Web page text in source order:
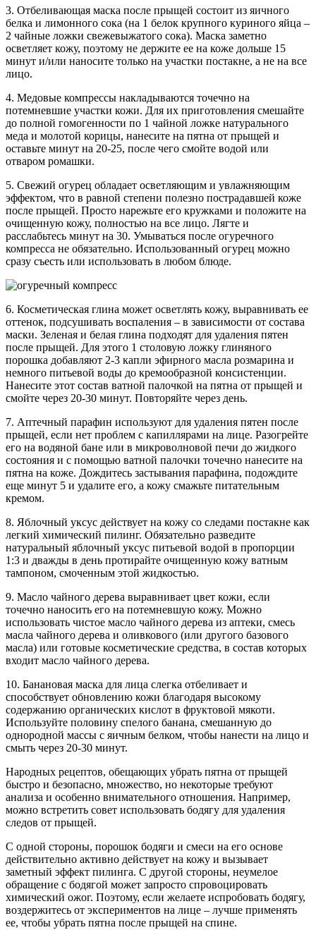
3. Отбеливающая маска после прыщей состоит из яичного
белка и лимонного сока (на 1 белок крупного куриного яйца –
2 чайные ложки свежевыжатого сока). Маска заметно
осветляет кожу, поэтому не держите ее на коже дольше 15
минут и/или наносите только на участки постакне, а не на все
лицо.
4. Медовые компрессы накладываются точечно на
потемневшие участки кожи. Для их приготовления смешайте
до полной гомогенности по 1 чайной ложке натурального
меда и молотой корицы, нанесите на пятна от прыщей и
оставьте минут на 20-25, после чего смойте водой или
отваром ромашки.
5. Свежий огурец обладает осветляющим и увлажняющим
эффектом, что в равной степени полезно пострадавшей коже
после прыщей. Просто нарежьте его кружками и положите на
очищенную кожу, полностью на все лицо. Лягте и
расслабьтесь минут на 30. Умываться после огуречного
компресса не обязательно. Использованный огурец можно
сразу съесть или использовать в любом блюде.
6. Косметическая глина может осветлять кожу, выравнивать ее
оттенок, подсушивать воспаления – в зависимости от состава
маски. Зеленая и белая глина подходят для удаления пятен
после прыщей. Для этого 1 столовую ложку глиняного
порошка добавляют 2-3 капли эфирного масла розмарина и
немного питьевой воды до кремообразной консистенции.
Нанесите этот состав ватной палочкой на пятна от прыщей и
смойте через 20-30 минут. Повторяйте через день.
7. Аптечный парафин используют для удаления пятен после
прыщей, если нет проблем с капиллярами на лице. Разогрейте
его на водяной бане или в микроволновой печи до жидкого
состояния и с помощью ватной палочки точечно нанесите на
пятна на коже. Дождитесь застывания парафина, подождите
еще минут 5 и удалите его, а кожу смажьте питательным
кремом.
8. Яблочный уксус действует на кожу со следами постакне как
легкий химический пилинг. Обязательно разведите
натуральный яблочный уксус питьевой водой в пропорции
1:3 и дважды в день протирайте очищенную кожу ватным
тампоном, смоченным этой жидкостью.
9. Масло чайного дерева выравнивает цвет кожи, если
точечно наносить его на потемневшую кожу. Можно
использовать чистое масло чайного дерева из аптеки, смесь
масла чайного дерева и оливкового (или другого базового
масла) или готовые косметические средства, в состав которых
входит масло чайного дерева.
10. Банановая маска для лица слегка отбеливает и
способствует обновлению кожи благодаря высокому
содержанию органических кислот в фруктовой мякоти.
Используйте половину спелого банана, смешанную до
однородной массы с яичным белком, чтобы нанести на лицо и
смыть через 20-30 минут.
Народных рецептов, обещающих убрать пятна от прыщей
быстро и безопасно, множество, но некоторые требуют
анализа и особенно внимательного отношения. Например,
можно встретить совет использовать бодягу для удаления
следов от прыщей.
С одной стороны, порошок бодяги и смеси на его основе
действительно активно действует на кожу и вызывает
заметный эффект пилинга. С другой стороны, неумелое
обращение с бодягой может запросто спровоцировать
химический ожог. Поэтому, если желаете испробовать бодягу,
воздержитесь от экспериментов на лице – лучше применять
ее, чтобы убрать пятна после прыщей на спине.